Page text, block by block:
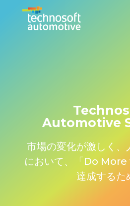
Automotive
市場の変化が激しく、
において、「Do
達成するた